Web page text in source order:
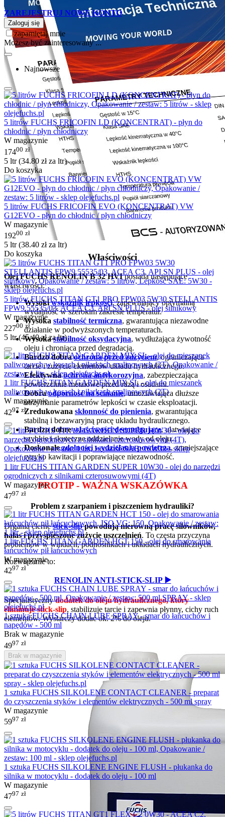
Właściwości
Olej FUCHS RENOLIN B 32 HVI posiada następujące
własciwości:
Wysokiwskaźnik lepkości, zapewniający optymalną
wydajność w szerokim zakresie temperatur.
Wysoka stabilność termiczna, gwarantująca niezawodne
działanie w podwyższonych temperaturach.
Wysokastabilność oksydacyjna, wydłużająca żywotność
oleju i chroniąca przed degradacją.
Bardzo dobraochrona przed zużyciem, ograniczająca
tarcie i zużycie elementów układu hydraulicznego.
Efektywnaochrona antykorozyjna, zabezpieczająca
powierzchnie metalowe przed rdzą i osadami.
Dobraodporność na ścinanie, umożliwiająca dłuższe
utrzymanie parametrów lepkości w czasie eksploatacji.
Zredukowana skłonność do pienienia, gwarantująca
stabilną i bezawaryjną pracę układu hydraulicznego.
Bardzo dobrewłaściwości deemulgujące, ułatwiające
szybkie i skuteczne oddzielanie wody od oleju.
Doskonałezdolności wydzielania powietrza, zmniejszające
ryzyko kawitacji i poprawiające niezawodność.
PROTIP - WAŻNA WSKAZÓWKA
Problem z szarpaniem i piszczeniem hydrauliki?
Drgania ciernestick-slippowodują nierówną pracę siłowników,
hałas i przyspieszone zużycie uszczelnień. To częsta przyczyna
problemów w windach, podnośnikach i układach hydraulicznych.
Rozwiązanie to:
RENOLIN ANTI-STICK-SLIP ▶️
Specjalistycznydodatek do oleju hydraulicznego, który
eliminuje stick-slip, stabilizuje tarcie i zapewnia płynny, cichy ruch
elementów. Wystarczy dodać ok. 2% do oleju.
ZAREJESTRUJ NOWE KONTO
Zaloguj się
zapamiętaj mnie
Możesz być zainteresowany ...
Najnowsze
5 litrów FUCHS FRICOFIN LD (KONCENTRAT) - płyn do
chłodnic / płyn chłodniczy
W magazynie
17400 zł
5 ltr (34.80 złza ltr)
Do koszyka
5 litrów FUCHS FRICOFIN EVO (KONCENTRAT) VW
G12EVO - płyn do chłodnic / płyn chłodniczy
W magazynie
19200 zł
5 ltr (38.40 złza ltr)
Do koszyka
5 litrów FUCHS TITAN GT1 PRO FPW03 5W30 STELLANTIS
FPW9.55535/03, ACEA C3, API SN PLUS - olej silnikowy
W magazynie
22700 zł
5 ltr (45.40złza ltr)
1 litr FUCHS TITAN GARDEN MIX SL - olej do mieszanek
paliwowych w kosach i pilarkach spalinowych (2T)
W magazynie
4297 zł
1 litr FUCHS TITAN GARDEN SUPER 10W30 - olej do narzędzi
ogrodniczych z silnikami czterosuwowymi (4T)
W magazynie
4797 zł
1 litr FUCHS TITAN GARDEN HCT 150 - olej do smarowania
łańcuchów pił łańcuchowych
W magazynie
4297 zł
1 sztuka FUCHS CHAIN LUBE SPRAY - smar do łańcuchów i
napędów - 500 ml
Brak w magazynie
4997 zł
Brak w magazynie
1 sztuka FUCHS SILKOLENE CONTACT CLEANER - preparat
do czyszczenia styków i elementów elektrycznych - 500 ml spray
W magazynie
5997 zł
1 sztuka FUCHS SILKOLENE ENGINE FLUSH - płukanka do
silnika w motocyklu - dodatek do oleju - 100 ml
W magazynie
4797 zł